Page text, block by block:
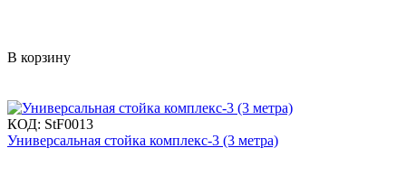
В корзину
КОД: StF0013
Универсальная стойка комплекс-3 (3 метра)